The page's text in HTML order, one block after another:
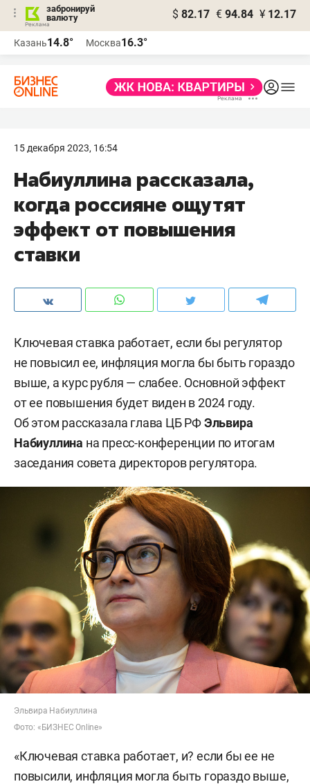
забронируй
валюту
$ 82.17 € 94.84 ¥ 12.17
Казань14.8° Москва16.3°
15 декабря 2023, 16:54
Набиуллина рассказала,
когда россияне ощутят
эффект от повышения
ставки
Ключевая ставка работает, если бы регулятор
не повысил ее, инфляция могла бы быть гораздо
выше, а курс рубля — слабее. Основной эффект
от ее повышения будет виден в 2024 году.
Об этом рассказала глава ЦБ РФЭльвира
Набиуллина на пресс-конференции по итогам
заседания совета директоров регулятора.
Эльвира Набиуллина
Фото: «БИЗНЕС Online»
«Ключевая ставка работает, и? если бы ее не
повысили, инфляция могла быть гораздо выше,